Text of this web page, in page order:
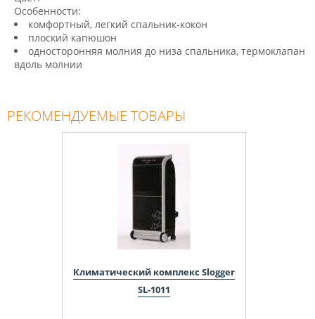
Особенности:
комфортный, легкий спальник-кокон
плоский капюшон
односторонняя молния до низа спальника, термоклапан
вдоль молнии
РЕКОМЕНДУЕМЫЕ ТОВАРЫ
Климатический комплекс Slogger
SL-1011